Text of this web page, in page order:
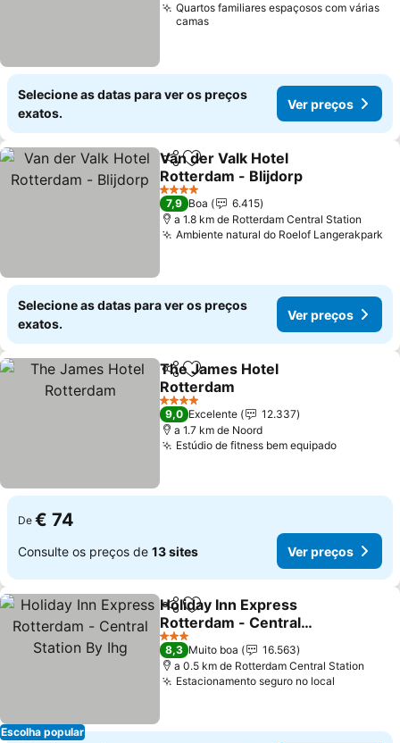
Quartos familiares espaçosos com várias
camas
Selecione as datas para ver os preços
exatos.
Ver preços
PartilharAdicionar aos favoritos
Van der Valk Hotel
Rotterdam - Blijdorp
4 Estrelas
7,9 Boa
6.415
a 1.8 km de Rotterdam Central Station
Ambiente natural do Roelof Langerakpark
Selecione as datas para ver os preços
exatos.
Ver preços
PartilharAdicionar aos favoritos
The James Hotel
Rotterdam
4 Estrelas
9,0 Excelente
12.337
a 1.7 km de Noord
Estúdio de fitness bem equipado
De € 74
Consulte os preços de 13 sites Ver preços
Escolha popular
PartilharAdicionar aos favoritos
Holiday Inn Express
Rotterdam - Central
Station By Ihg
3 Estrelas
8,3 Muito boa
16.563
a 0.5 km de Rotterdam Central Station
Estacionamento seguro no local